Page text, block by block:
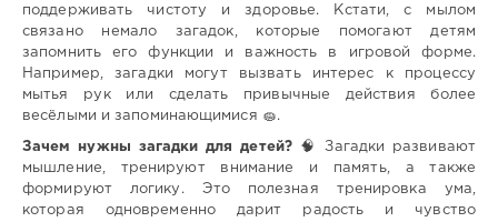
поддерживать чистоту и здоровье. Кстати, с мылом
связано немало загадок, которые помогают детям
запомнить его функции и важность в игровой форме.
Например, загадки могут вызвать интерес к процессу
мытья рук или сделать привычные действия более
весёлыми и запоминающимися 🧽.
Зачем нужны загадки для детей? 🧠 Загадки развивают
мышление, тренируют внимание и память, а также
формируют логику. Это полезная тренировка ума,
которая одновременно дарит радость и чувство